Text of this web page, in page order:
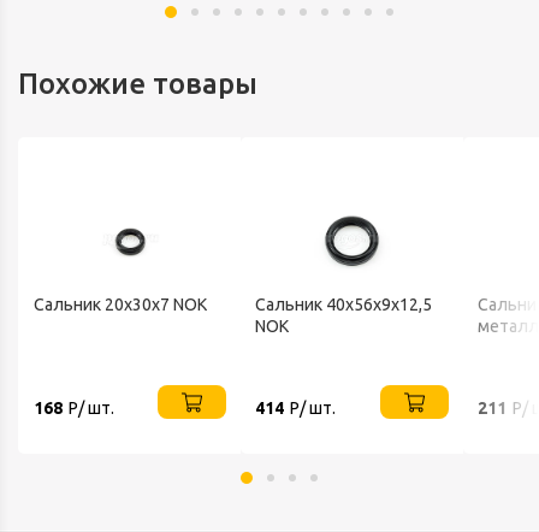
Похожие товары
Сальник 20х30х7 NOK
168 Р/ шт.
Сальник 40х56х9х12,5
NOK
414 Р/ шт.
металл
211 Р/